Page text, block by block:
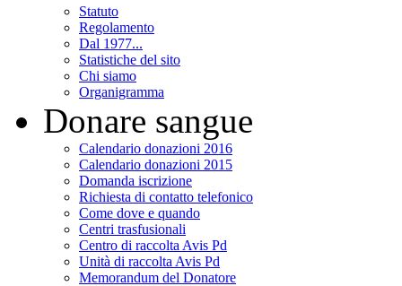
Statuto
Regolamento
Dal 1977...
Statistiche del sito
Chi siamo
Organigramma
Donare sangue
Calendario donazioni 2016
Calendario donazioni 2015
Domanda iscrizione
Richiesta di contatto telefonico
Come dove e quando
Centri trasfusionali
Centro di raccolta Avis Pd
Unità di raccolta Avis Pd
Memorandum del Donatore